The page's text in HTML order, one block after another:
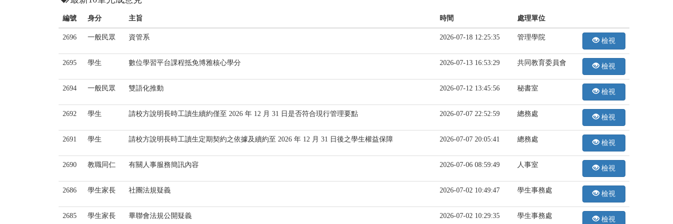
編號 身分 主旨 時間 處理單位
2696 一般民眾 資管系 2026-07-18 12:25:35 管理學院 檢視
2695 學生 數位學習平台課程抵免博雅核心學分 2026-07-13 16:53:29 共同教育委員會 檢視
2694 一般民眾 雙語化推動 2026-07-12 13:45:56 秘書室 檢視
2692 學生 請校方說明長時工讀生續約僅至 2026 年 12 月 31 日是否符合現行管理要點 2026-07-07 22:52:59 總務處 檢視
2691 學生 請校方說明長時工讀生定期契約之依據及續約至 2026 年 12 月 31 日後之學生權益保障 2026-07-07 20:05:41 總務處 檢視
2690 教職同仁 有關人事服務簡訊內容 2026-07-06 08:59:49 人事室 檢視
2686 學生家長 社團法規疑義 2026-07-02 10:49:47 學生事務處 檢視
2685 學生家長 畢聯會法規公開疑義 2026-07-02 10:29:35 學生事務處 檢視